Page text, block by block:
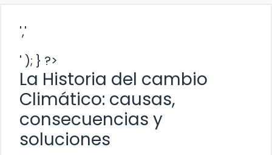
','
' ); } ?>
La Historia del cambio
Climático: causas,
consecuencias y
soluciones